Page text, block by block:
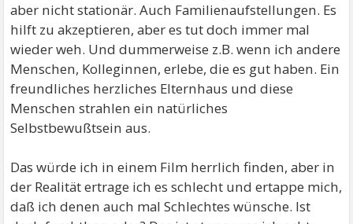
aber nicht stationär. Auch Familienaufstellungen. Es
hilft zu akzeptieren, aber es tut doch immer mal
wieder weh. Und dummerweise z.B. wenn ich andere
Menschen, Kolleginnen, erlebe, die es gut haben. Ein
freundliches herzliches Elternhaus und diese
Menschen strahlen ein natürliches
Selbstbewußtsein aus.
Das würde ich in einem Film herrlich finden, aber in
der Realität ertrage ich es schlecht und ertappe mich,
daß ich denen auch mal Schlechtes wünsche. Ist